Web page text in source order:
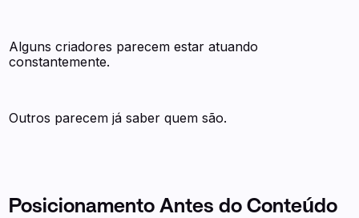
Alguns criadores parecem estar atuando
constantemente.
Outros parecem já saber quem são.
Posicionamento Antes do Conteúdo